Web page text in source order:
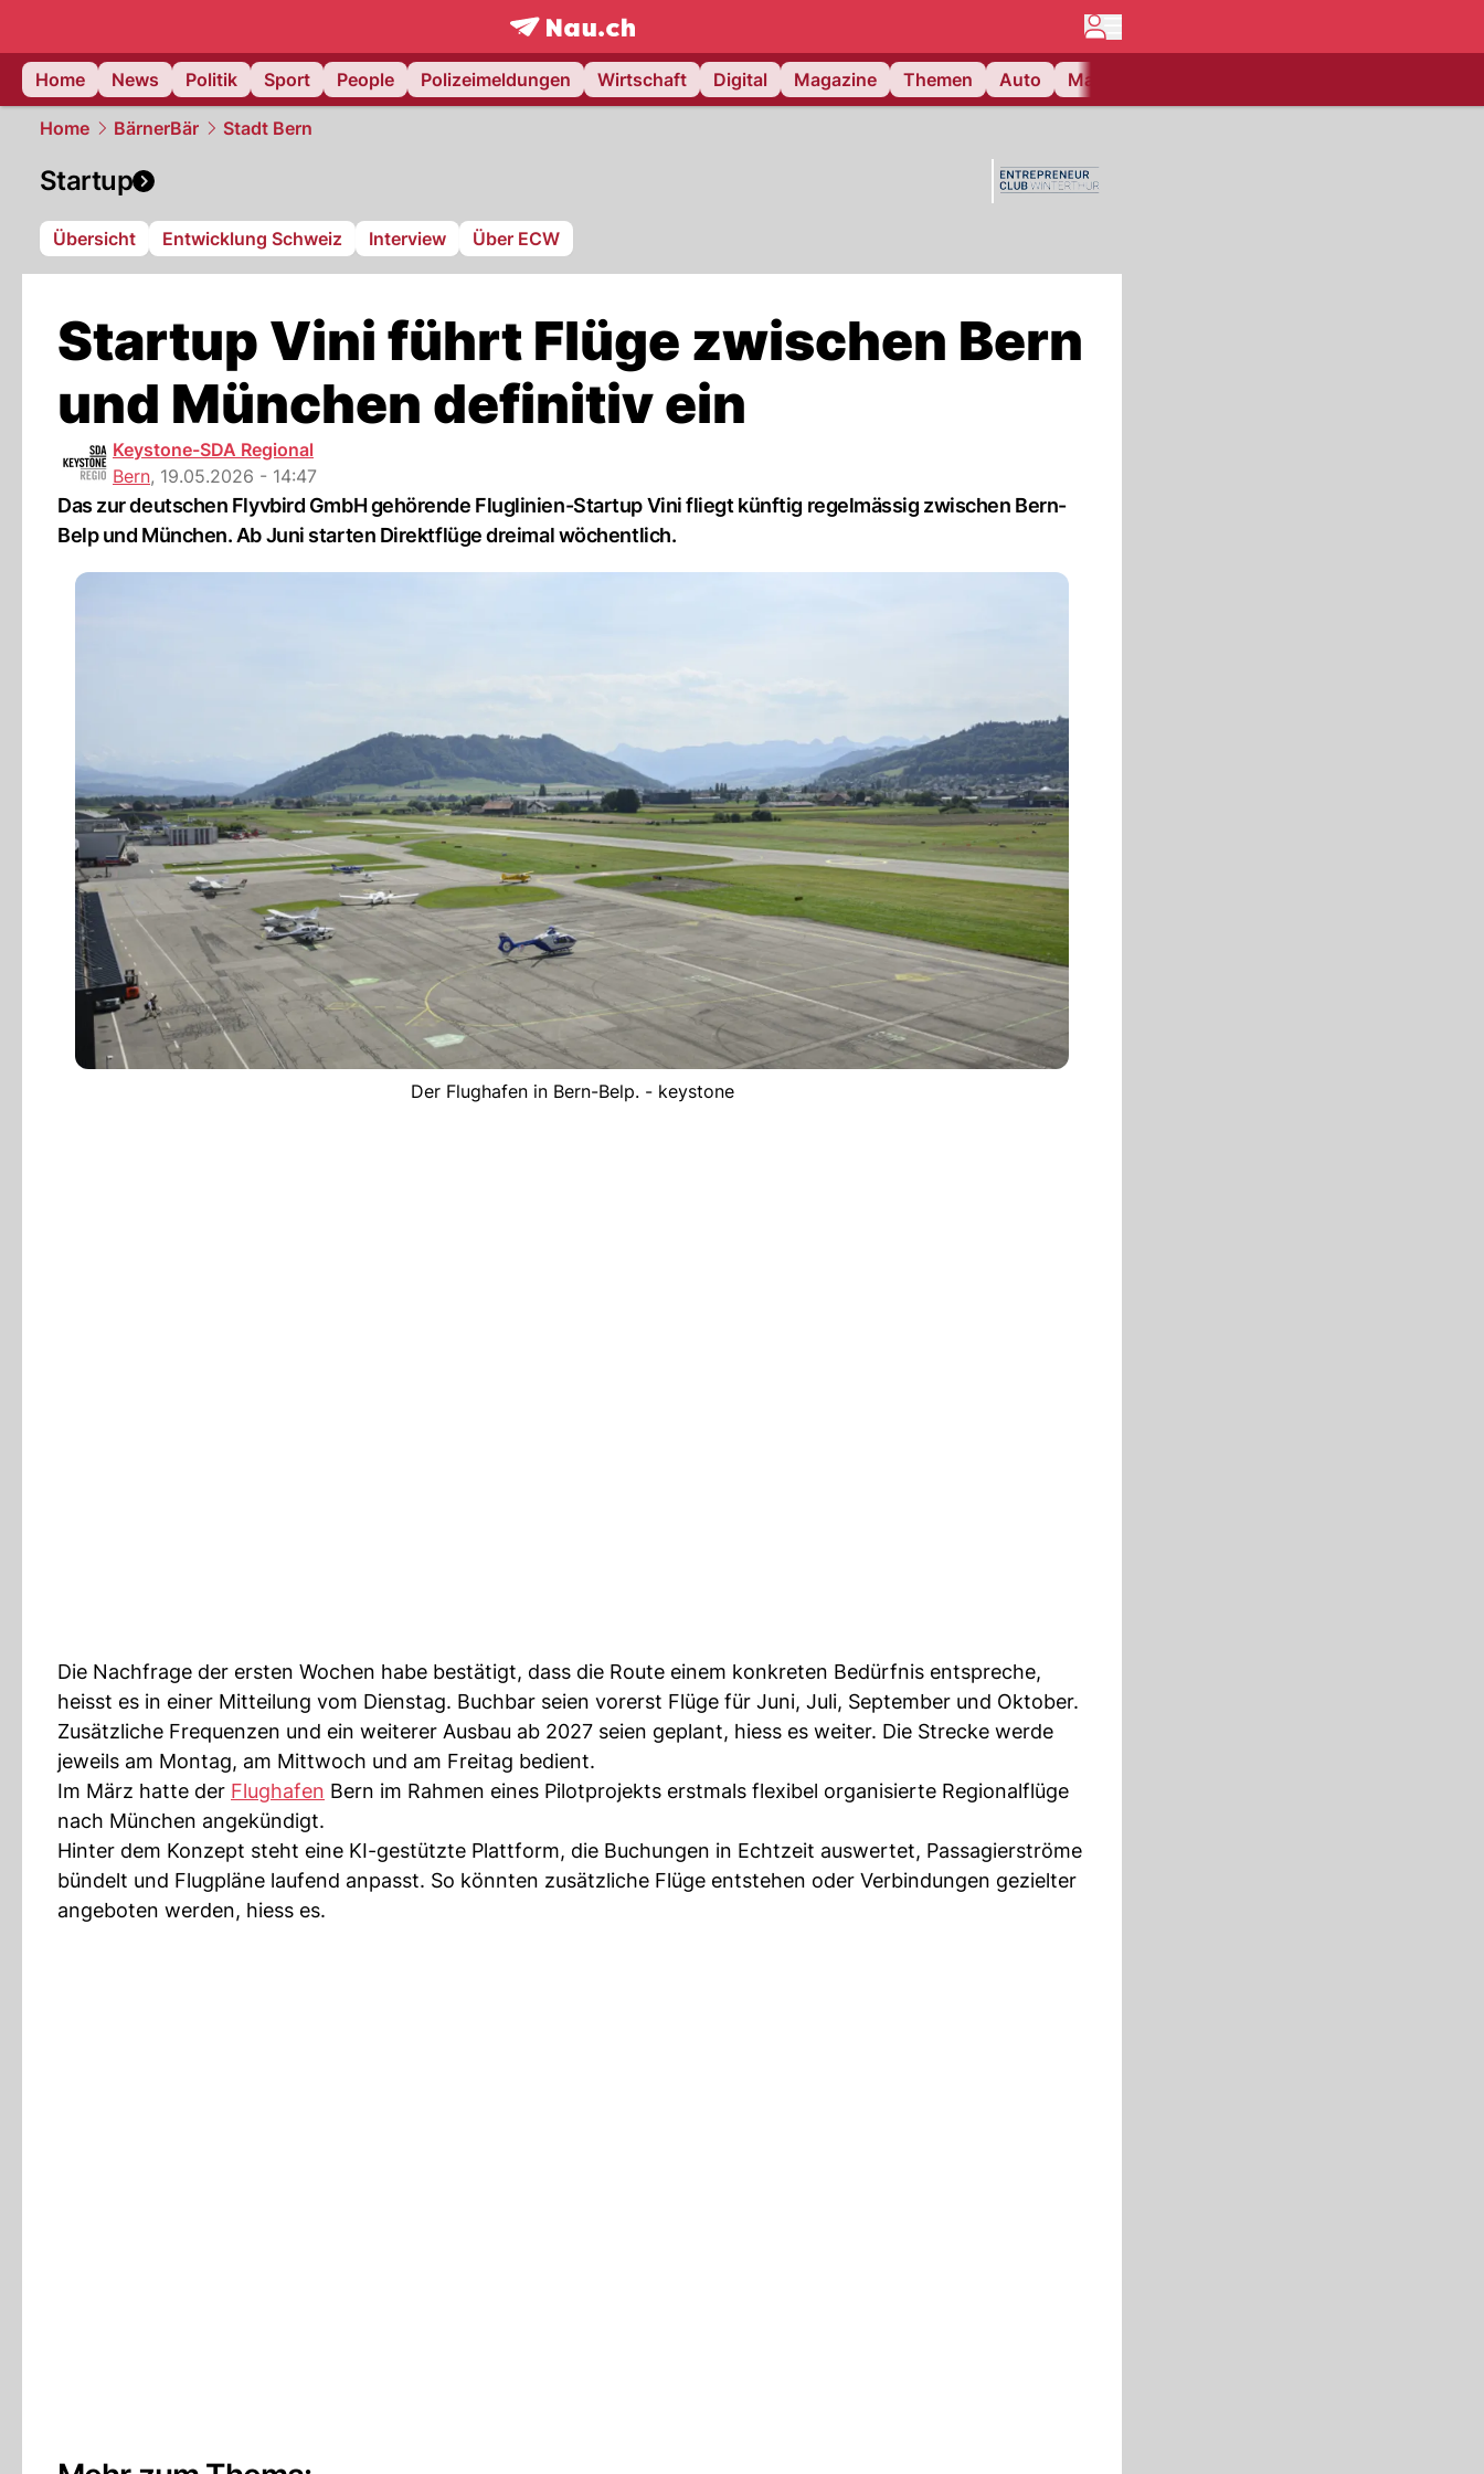
frontpage.NAU.ch
Home
News Politik Sport People Polizeimeldungen Wirtschaft Digital Magazine Themen Auto Matchcenter
Home BärnerBär Stadt Bern
Startup
Übersicht Entwicklung Schweiz Interview Über ECW
Startup Vini führt Flüge zwischen Bern
und München definitiv ein
Keystone-SDA Regional
Bern, 19.05.2026 - 14:47
Das zur deutschen Flyvbird GmbH gehörende Fluglinien-Startup Vini fliegt künftig regelmässig zwischen Bern-
Belp und München. Ab Juni starten Direktflüge dreimal wöchentlich.
Der Flughafen in Bern-Belp. - keystone
Die Nachfrage der ersten Wochen habe bestätigt, dass die Route einem konkreten Bedürfnis entspreche,
heisst es in einer Mitteilung vom Dienstag. Buchbar seien vorerst Flüge für Juni, Juli, September und Oktober.
Zusätzliche Frequenzen und ein weiterer Ausbau ab 2027 seien geplant, hiess es weiter. Die Strecke werde
jeweils am Montag, am Mittwoch und am Freitag bedient.
Im März hatte der Flughafen Bern im Rahmen eines Pilotprojekts erstmals flexibel organisierte Regionalflüge
nach München angekündigt.
Hinter dem Konzept steht eine KI-gestützte Plattform, die Buchungen in Echtzeit auswertet, Passagierströme
bündelt und Flugpläne laufend anpasst. So könnten zusätzliche Flüge entstehen oder Verbindungen gezielter
angeboten werden, hiess es.